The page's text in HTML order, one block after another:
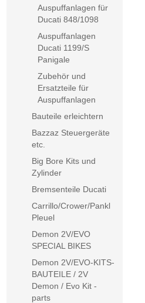
Auspuffanlagen für
Ducati 848/1098
Auspuffanlagen
Ducati 1199/S
Panigale
Zubehör und
Ersatzteile für
Auspuffanlagen
Bauteile erleichtern
Bazzaz Steuergeräte
etc.
Big Bore Kits und
Zylinder
Bremsenteile Ducati
Carrillo/Crower/Pankl
Pleuel
Demon 2V/EVO
SPECIAL BIKES
Demon 2V/EVO-KITS-
BAUTEILE / 2V
Demon / Evo Kit -
parts